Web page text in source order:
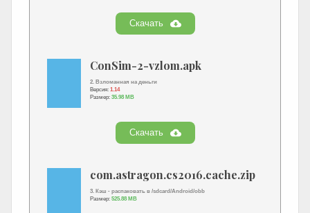
Скачать
ConSim-2-vzlom.apk
2. Взломанная на деньги
Версия: 1.14
Размер: 35.98 MB
Скачать
com.astragon.cs2016.cache.zip
3. Кэш - распаковать в /sdcard/Android/obb
Размер: 525.88 MB